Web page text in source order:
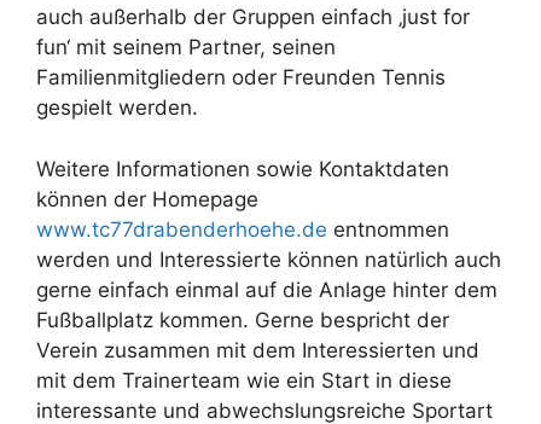
auch außerhalb der Gruppen einfach ‚just for
fun‘ mit seinem Partner, seinen
Familienmitgliedern oder Freunden Tennis
gespielt werden.
Weitere Informationen sowie Kontaktdaten
können der Homepage
www.tc77drabenderhoehe.de entnommen
werden und Interessierte können natürlich auch
gerne einfach einmal auf die Anlage hinter dem
Fußballplatz kommen. Gerne bespricht der
Verein zusammen mit dem Interessierten und
mit dem Trainerteam wie ein Start in diese
interessante und abwechslungsreiche Sportart